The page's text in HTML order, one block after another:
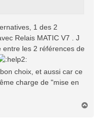
1 des 2
Relais MATIC V7 . J
les 2 références de
choix, et aussi car ce
charge de "mise en